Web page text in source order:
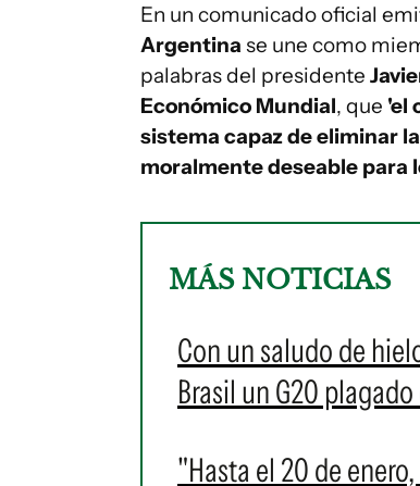
En un comunicado oficial
Argentina se une como
palabras del presidente
Económico Mundial, que 'el
sistema capaz de eliminar
moralmente deseable para
MÁS NOTICIAS
Con un saludo de
Brasil un G20
"Hasta el 20 de